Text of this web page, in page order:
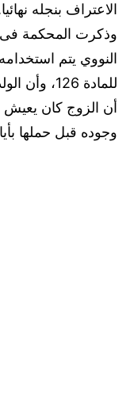
الاعتراف بنجله
وذكرت المحكمة فى
النووي يتم
للمادة
أن الزوج كان يعيش
وجوده قبل حملها